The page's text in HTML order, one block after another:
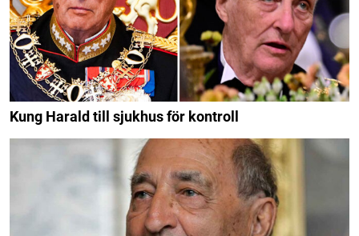
Kung Harald till sjukhus för kontroll